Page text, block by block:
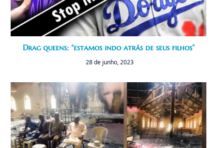
Drag queens: “estamos indo atrás de seus filhos”
28 de junho, 2023